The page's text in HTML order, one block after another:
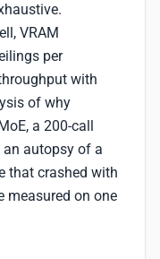
VRAM
per
with
of why
a 200-call
autopsy of a
that crashed with
measured on one